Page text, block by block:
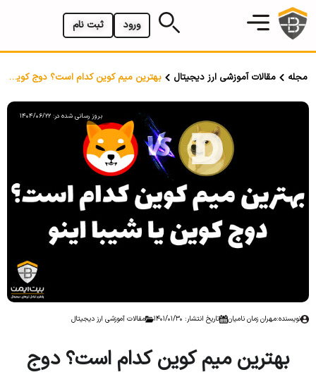
ثبت نام ورود
مجله مقالات آموزشی ارز دیجیتال بهترین میم کوین کدام است؟ دوج کوین یا شیبا اینو
بروز رسانی شده در: 1404/06/22
نویسنده:مهران زمان نامیان تاریخ انتشار: 1401/01/30 مقالات آموزشی ارز دیجیتال
بهترین میم کوین کدام است؟ دوج